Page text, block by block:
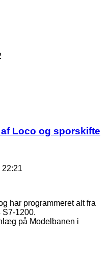
Loco og sporskifte
22:21
har programmeret alt fra
S7-1200.
på Modelbanen i